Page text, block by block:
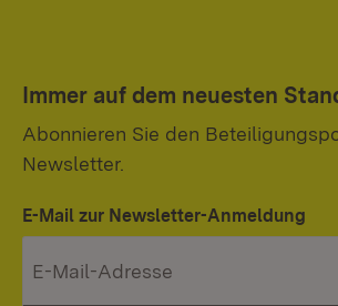
Immer auf dem neuesten
Abonnieren Sie den
Newsletter.
E-Mail zur Newsletter-Anmeldung